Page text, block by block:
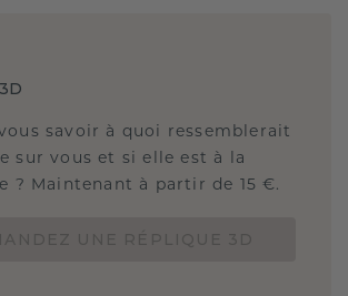
savoir à quoi ressemblerait
sur vous et si elle est à la
? Maintenant à partir de 15 €.